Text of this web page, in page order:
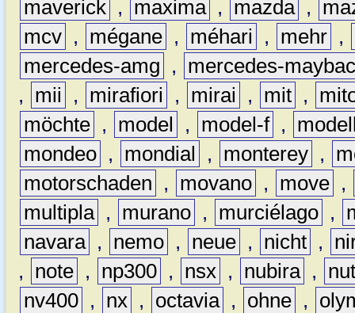
maverick , maxima , mazda ,
mcv , mégane , méhari , mehr ,
mercedes-amg
,
mercedes-
,
mii , mirafiori , mirai , mit ,
möchte , model , model-f ,
mondeo , mondial , monterey ,
motorschaden
, movano , move ,
multipla , murano , murciélago ,
navara , nemo , neue , nicht ,
,
note , np300 , nsx , nubira ,
nv400 , nx , octavia , ohne ,